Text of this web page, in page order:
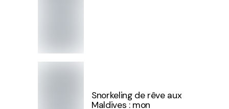
Snorkeling de rêve aux
Maldives : mon